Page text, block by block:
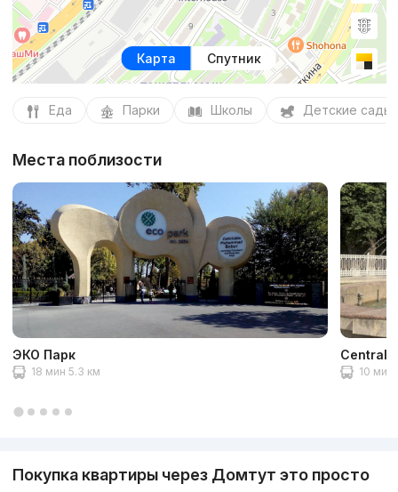
Карта Спутник
Еда Парки Школы Детские сады
Места поблизости
ЭКО Парк
18 мин 5.3 км
Central
10 мин
Покупка квартиры через Домтут это просто